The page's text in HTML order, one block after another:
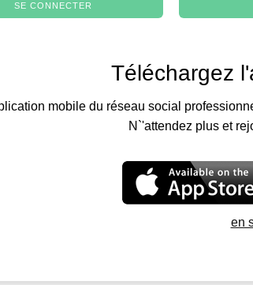
SE CONNECTER
Téléchargez
mobile du réseau social
N`'attendez plus et
en